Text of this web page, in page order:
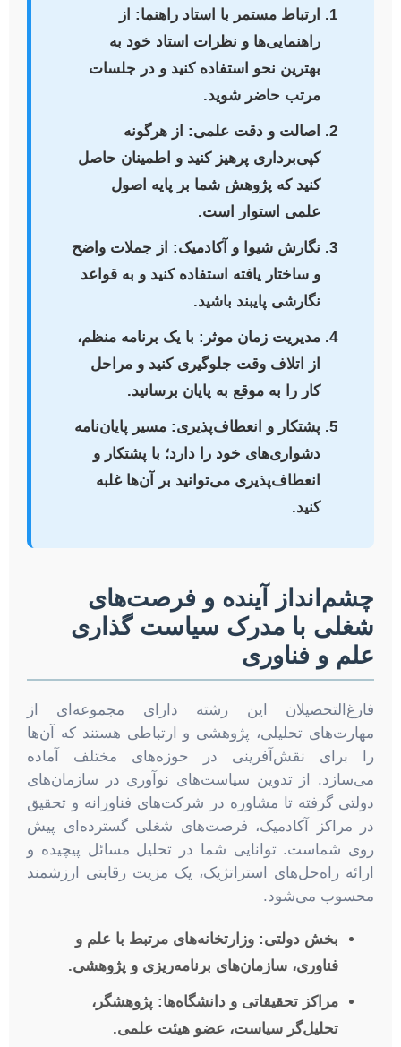
ارتباط مستمر با استاد راهنما: از
راهنمایی‌ها و نظرات استاد خود به
بهترین نحو استفاده کنید و در جلسات
مرتب حاضر شوید.
اصالت و دقت علمی: از هرگونه
کپی‌برداری پرهیز کنید و اطمینان حاصل
کنید که پژوهش شما بر پایه اصول
علمی استوار است.
نگارش شیوا و آکادمیک: از جملات واضح
و ساختار یافته استفاده کنید و به قواعد
نگارشی پایبند باشید.
مدیریت زمان موثر: با یک برنامه منظم،
از اتلاف وقت جلوگیری کنید و مراحل
کار را به موقع به پایان برسانید.
پشتکار و انعطاف‌پذیری: مسیر پایان‌نامه
دشواری‌های خود را دارد؛ با پشتکار و
انعطاف‌پذیری می‌توانید بر آن‌ها غلبه
کنید.
چشم‌انداز آینده و فرصت‌های
شغلی با مدرک سیاست گذاری
علم و فناوری
فارغ‌التحصیلان این رشته دارای مجموعه‌ای از
مهارت‌های تحلیلی، پژوهشی و ارتباطی هستند که آن‌ها
را برای نقش‌آفرینی در حوزه‌های مختلف آماده
می‌سازد. از تدوین سیاست‌های نوآوری در سازمان‌های
دولتی گرفته تا مشاوره در شرکت‌های فناورانه و تحقیق
در مراکز آکادمیک، فرصت‌های شغلی گسترده‌ای پیش
روی شماست. توانایی شما در تحلیل مسائل پیچیده و
ارائه راه‌حل‌های استراتژیک، یک مزیت رقابتی ارزشمند
محسوب می‌شود.
بخش دولتی: وزارتخانه‌های مرتبط با علم و
فناوری، سازمان‌های برنامه‌ریزی و پژوهشی.
مراکز تحقیقاتی و دانشگاه‌ها: پژوهشگر،
تحلیل‌گر سیاست، عضو هیئت علمی.